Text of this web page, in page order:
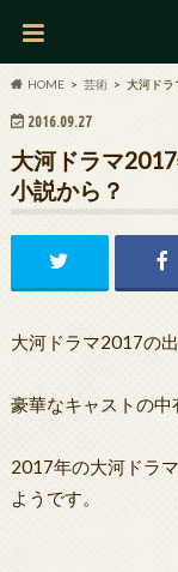
HOME 芸術 大河ドラ
2016.09.27
大河ドラマ
小説から？
大河ドラマ2017の
豪華なキャストの
2017年の大河ドラ
ようです。